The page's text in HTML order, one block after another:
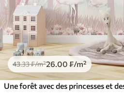
43.33₣/m²26 .00 ₣/m²